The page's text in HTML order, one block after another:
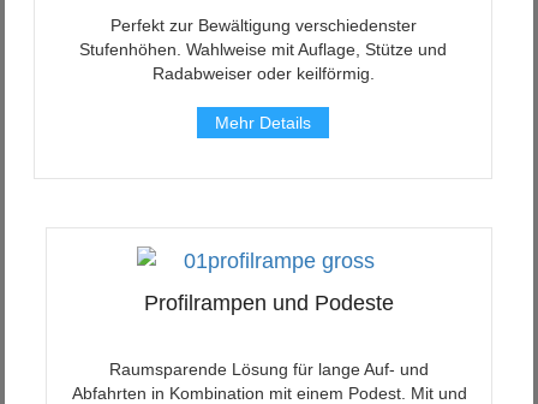
Perfekt zur Bewältigung verschiedenster
Stufenhöhen. Wahlweise mit Auflage, Stütze und
Radabweiser oder keilförmig.
Mehr Details
Profilrampen und Podeste
Raumsparende Lösung für lange Auf- und
Abfahrten in Kombination mit einem Podest. Mit und